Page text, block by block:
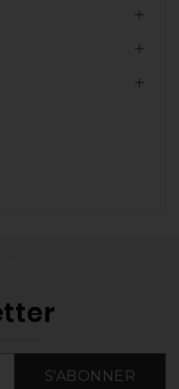



S'ABONNER